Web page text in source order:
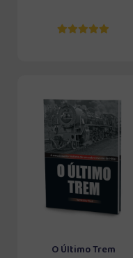
O Último Trem